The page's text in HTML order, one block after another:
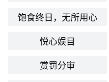
饱食终日，无所用心
悦心娱目
赏罚分审